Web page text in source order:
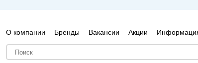
О компании Бренды Вакансии Акции